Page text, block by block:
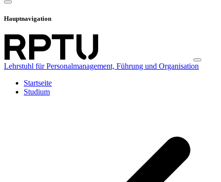
Hauptnavigation
Lehrstuhl für Personalmanagement, Führung und Organisation
Startseite
Studium